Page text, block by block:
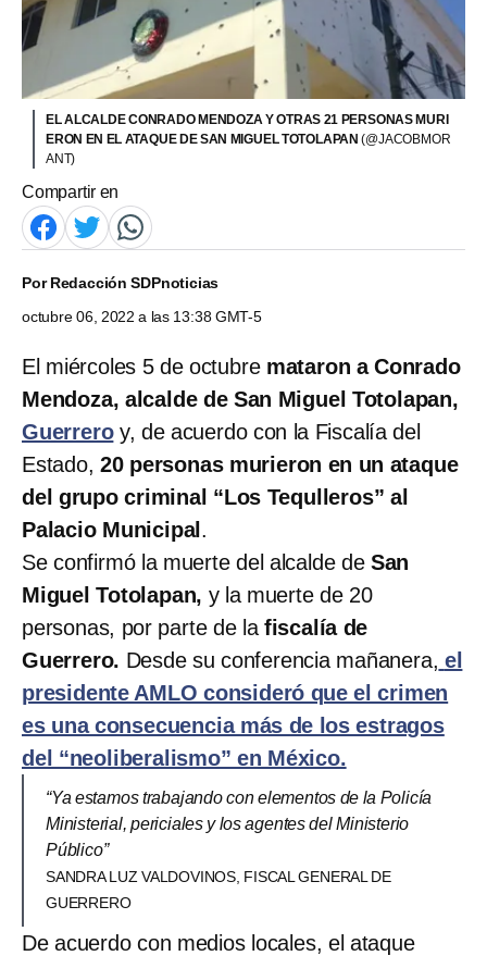
EL ALCALDE CONRADO MENDOZA Y OTRAS 21 PERSONAS MURI
ERON EN EL ATAQUE DE SAN MIGUEL TOTOLAPAN(@JACOBMOR
ANT)
Compartir en
PorRedacción SDPnoticias
octubre 06, 2022 a las 13:38 GMT-5
El miércoles 5 de octubre mataron a Conrado
Mendoza, alcalde de San Miguel Totolapan,
Guerrero y, de acuerdo con la Fiscalía del
Estado, 20 personas murieron en un ataque
del grupo criminal “Los Tequlleros” al
Palacio Municipal .
Se confirmó la muerte del alcalde de San
Miguel Totolapan, y la muerte de 20
personas, por parte de la fiscalía de
Guerrero. Desde su conferencia mañanera, el
presidente AMLO consideró que el crimen
es una consecuencia más de los estragos
del “neoliberalismo” en México.
“Ya estamos trabajando con elementos de la Policía
Ministerial, periciales y los agentes del Ministerio
Público”
SANDRA LUZ VALDOVINOS, FISCAL GENERAL DE
GUERRERO
De acuerdo con medios locales, el ataque